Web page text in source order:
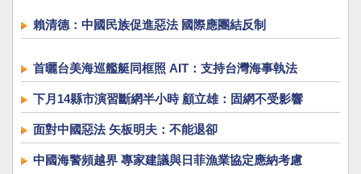
賴清德：中國民族促進惡法 國際應團結反制
首曬台美海巡艦艇同框照 AIT：支持台灣海事執法
下月14縣市演習斷網半小時 顧立雄：固網不受影響
面對中國惡法 矢板明夫：不能退卻
中國海警頻越界 專家建議與日菲漁業協定應納考慮